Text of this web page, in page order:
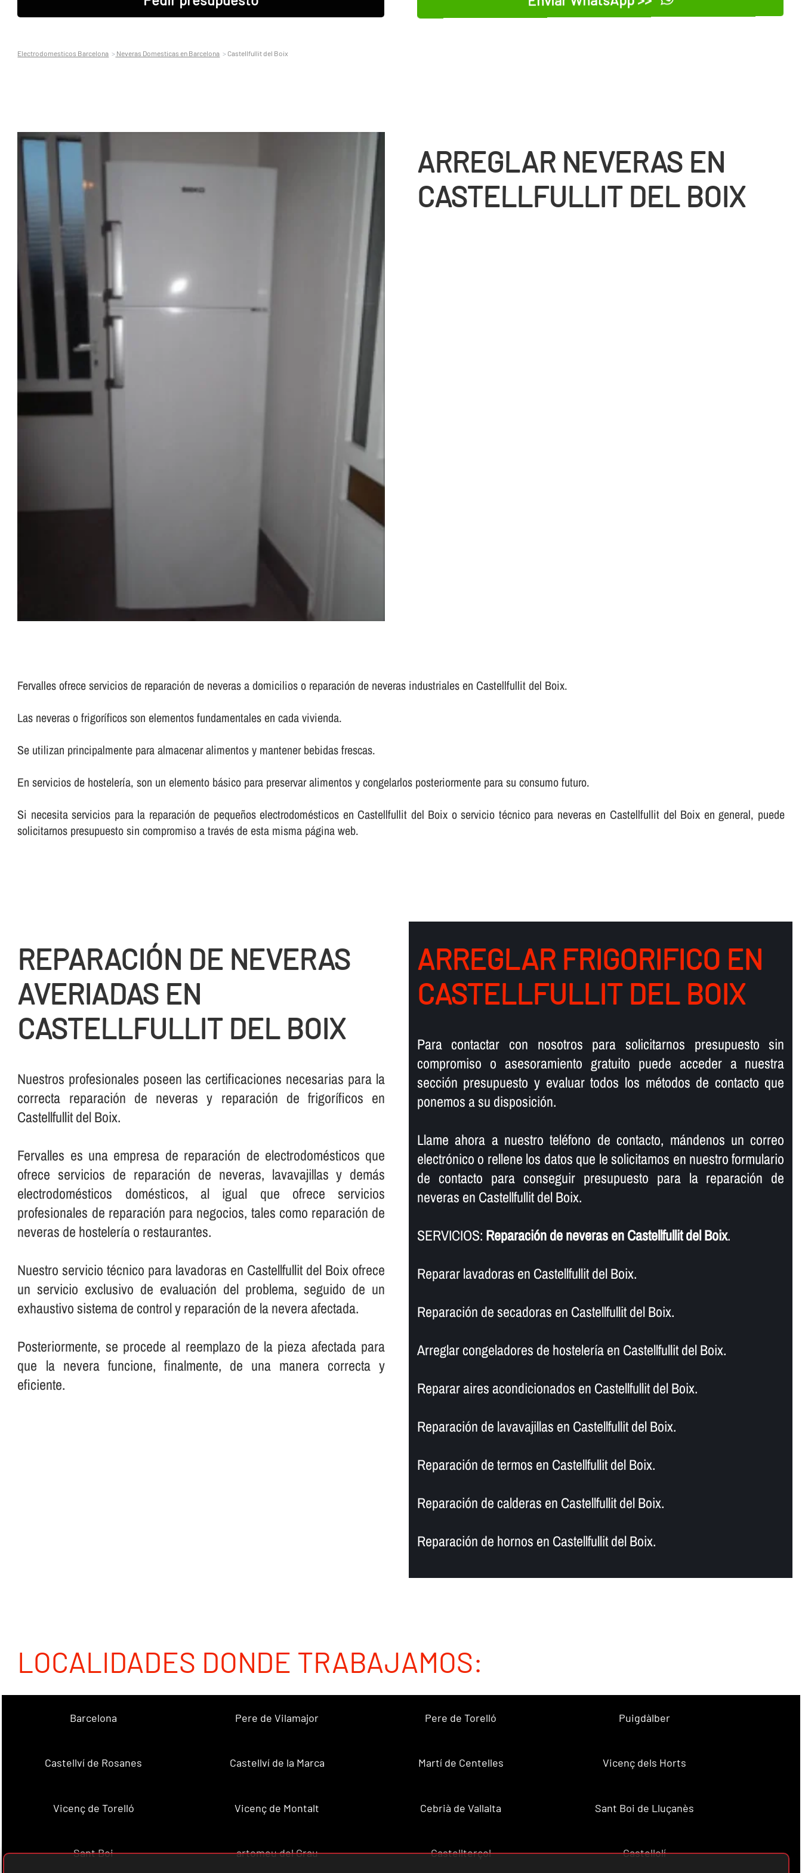
Electrodomesticos Barcelona Neveras Domesticas en Barcelona Castellfullit del Boix
ARREGLAR NEVERAS EN
CASTELLFULLIT DEL BOIX
Fervalles ofrece servicios de reparación de neveras a domicilios o reparación de neveras industriales en Castellfullit del Boix.
Las neveras o frigorí­ficos son elementos fundamentales en cada vivienda.
Se utilizan principalmente para almacenar alimentos y mantener bebidas frescas.
En servicios de hostelerí­a, son un elemento básico para preservar alimentos y congelarlos posteriormente para su consumo futuro.
Si necesita servicios para la reparación de pequeños electrodomésticos en Castellfullit del Boix o servicio técnico para neveras en Castellfullit del Boix en general, puede
solicitarnos presupuesto sin compromiso a través de esta misma página web.
REPARACIÓN DE NEVERAS
AVERIADAS EN
CASTELLFULLIT DEL BOIX
Nuestros profesionales poseen las certificaciones necesarias para la
correcta reparación de neveras y reparación de frigorí­ficos en
Castellfullit del Boix.
Fervalles es una empresa de reparación de electrodomésticos que
ofrece servicios de reparación de neveras, lavavajillas y demás
electrodomésticos domésticos, al igual que ofrece servicios
profesionales de reparación para negocios, tales como reparación de
neveras de hostelerí­a o restaurantes.
Nuestro servicio técnico para lavadoras en Castellfullit del Boix ofrece
un servicio exclusivo de evaluación del problema, seguido de un
exhaustivo sistema de control y reparación de la nevera afectada.
Posteriormente, se procede al reemplazo de la pieza afectada para
que la nevera funcione, finalmente, de una manera correcta y
eficiente.
ARREGLAR FRIGORIFICO EN
CASTELLFULLIT DEL BOIX
Para contactar con nosotros para solicitarnos presupuesto sin
compromiso o asesoramiento gratuito puede acceder a nuestra
sección presupuesto y evaluar todos los métodos de contacto que
ponemos a su disposición.
Llame ahora a nuestro teléfono de contacto, mándenos un correo
electrónico o rellene los datos que le solicitamos en nuestro formulario
de contacto para conseguir presupuesto para la reparación de
neveras en Castellfullit del Boix.
SERVICIOS: Reparación de neveras en Castellfullit del Boix.
Reparar lavadoras en Castellfullit del Boix.
Reparación de secadoras en Castellfullit del Boix.
Arreglar congeladores de hostelerí­a en Castellfullit del Boix.
Reparar aires acondicionados en Castellfullit del Boix.
Reparación de lavavajillas en Castellfullit del Boix.
Reparación de termos en Castellfullit del Boix.
Reparación de calderas en Castellfullit del Boix.
Reparación de hornos en Castellfullit del Boix.
LOCALIDADES DONDE TRABAJAMOS:
Barcelona Pere de Vilamajor Pere de Torelló Puigdàlber
Castellví de Rosanes Castellví de la Marca Martí de Centelles Vicenç dels Horts
Vicenç de Torelló Vicenç de Montalt Cebrià de Vallalta Sant Boi de Lluçanès
Sant Boi artomeu del Grau Castellterçol Castellolí